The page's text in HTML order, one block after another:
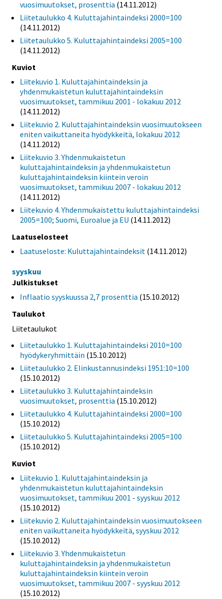
vuosimuutokset, prosenttia (14.11.2012)
Liitetaulukko 4. Kuluttajahintaindeksi 2000=100
(14.11.2012)
Liitetaulukko 5. Kuluttajahintaindeksi 2005=100
(14.11.2012)
Kuviot
Liitekuvio 1. Kuluttajahintaindeksin ja
yhdenmukaistetun kuluttajahintaindeksin
vuosimuutokset, tammikuu 2001 - lokakuu 2012
(14.11.2012)
Liitekuvio 2. Kuluttajahintaindeksin vuosimuutokseen
eniten vaikuttaneita hyödykkeitä, lokakuu 2012
(14.11.2012)
Liitekuvio 3. Yhdenmukaistetun
kuluttajahintaindeksin ja yhdenmukaistetun
kuluttajahintaindeksin kiintein veroin
vuosimuutokset, tammikuu 2007 - lokakuu 2012
(14.11.2012)
Liitekuvio 4. Yhdenmukaistettu kuluttajahintaindeksi
2005=100; Suomi, Euroalue ja EU (14.11.2012)
Laatuselosteet
Laatuseloste: Kuluttajahintaindeksit (14.11.2012)
syyskuu
Julkistukset
Inflaatio syyskuussa 2,7 prosenttia (15.10.2012)
Taulukot
Liitetaulukot
Liitetaulukko 1. Kuluttajahintaindeksi 2010=100
hyödykeryhmittäin (15.10.2012)
Liitetaulukko 2. Elinkustannusindeksi 1951:10=100
(15.10.2012)
Liitetaulukko 3. Kuluttajahintaindeksin
vuosimuutokset, prosenttia (15.10.2012)
Liitetaulukko 4. Kuluttajahintaindeksi 2000=100
(15.10.2012)
Liitetaulukko 5. Kuluttajahintaindeksi 2005=100
(15.10.2012)
Kuviot
Liitekuvio 1. Kuluttajahintaindeksin ja
yhdenmukaistetun kuluttajahintaindeksin
vuosimuutokset, tammikuu 2001 - syyskuu 2012
(15.10.2012)
Liitekuvio 2. Kuluttajahintaindeksin vuosimuutokseen
eniten vaikuttaneita hyödykkeitä, syyskuu 2012
(15.10.2012)
Liitekuvio 3. Yhdenmukaistetun
kuluttajahintaindeksin ja yhdenmukaistetun
kuluttajahintaindeksin kiintein veroin
vuosimuutokset, tammikuu 2007 - syyskuu 2012
(15.10.2012)